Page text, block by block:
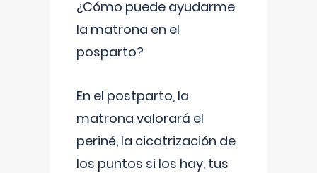
¿Cómo puede ayudarme
la matrona en el
posparto?
En el postparto, la
matrona valorará el
periné, la cicatrización de
los puntos si los hay, tus